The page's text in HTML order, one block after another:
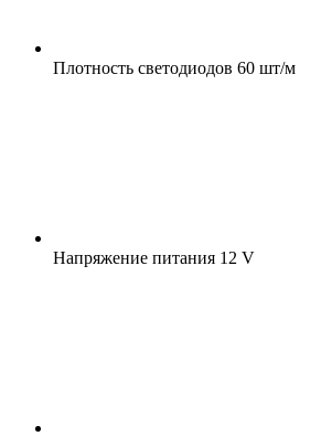
Плотность светодиодов 60 шт/м
Напряжение питания 12 V